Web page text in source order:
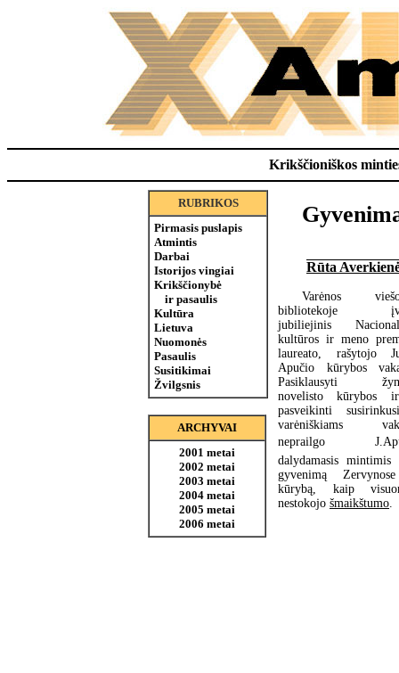
Krikščioniškos
RUBRIKOS
Pirmasis puslapis
Atmintis
Darbai
Istorijos vingiai
Krikščionybė
ir pasaulis
Kultūra
Lietuva
Nuomonės
Pasaulis
Susitikimai
Žvilgsnis
ARCHYVAI
2001 metai
2002 metai
2003 metai
2004 metai
2005 metai
2006 metai
Rūta
Varėnos
bibliotekoje
jubiliejinis
kultūros ir meno
laureato, rašytojo
Apučio kūrybos
Pasiklausyti
novelisto kūrybos
pasveikinti
varėniškiams
neprailgo 
dalydamasis mintimis
gyvenimą
kūrybą, kaip
nestokojo šmaikštumo